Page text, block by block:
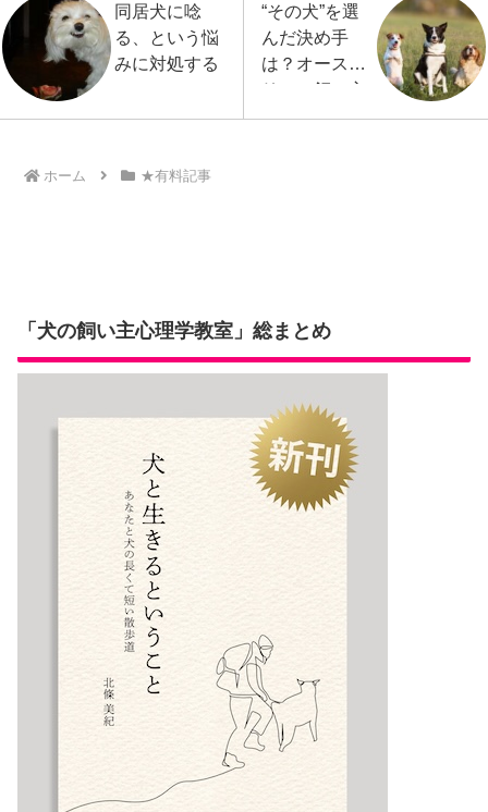
同居犬に唸
る、という悩
みに対処する
“その犬”を選
んだ決め手
は？オースト
リアの飼い主
研究より
ホーム ★有料記事
「犬の飼い主心理学教室」総まとめ